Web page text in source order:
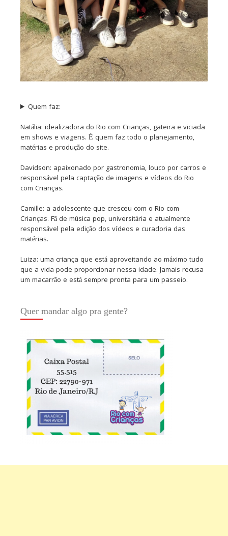
Quem faz:
Natália: idealizadora do Rio com Crianças, gateira e viciada
em shows e viagens. É quem faz todo o planejamento,
matérias e produção do site.
Davidson: apaixonado por gastronomia, louco por carros e
responsável pela captação de imagens e vídeos do Rio
com Crianças.
Camille: a adolescente que cresceu com o Rio com
Crianças. Fã de música pop, universitária e atualmente
responsável pela edição dos vídeos e curadoria das
matérias.
Luiza: uma criança que está aproveitando ao máximo tudo
que a vida pode proporcionar nessa idade. Jamais recusa
um macarrão e está sempre pronta para um passeio.
Quer mandar algo pra gente?